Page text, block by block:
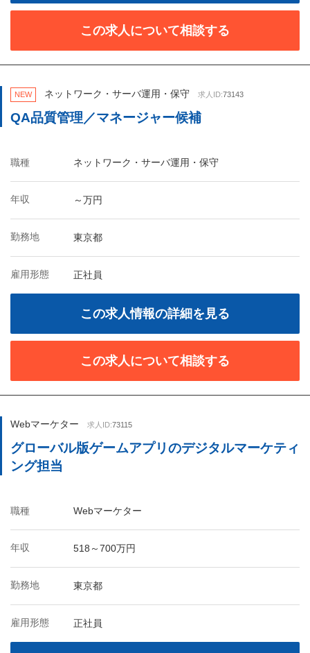
この求人について相談する
NEW ネットワーク・サーバ運用・保守 求人ID:73143
QA品質管理／マネージャー候補
職種 ネットワーク・サーバ運用・保守
年収 ～万円
勤務地 東京都
雇用形態 正社員
この求人情報の詳細を見る
この求人について相談する
Webマーケター 求人ID:73115
グローバル版ゲームアプリのデジタルマーケティ
ング担当
職種 Webマーケター
年収 518～700万円
勤務地 東京都
雇用形態 正社員